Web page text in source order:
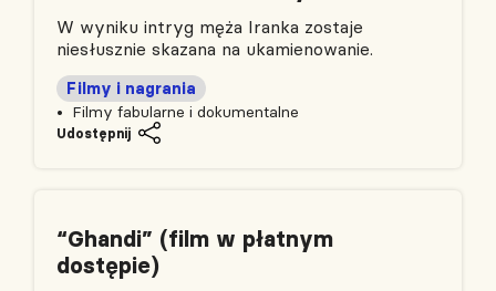
W wyniku intryg męża Iranka zostaje
niesłusznie skazana na ukamienowanie.
Filmy fabularne i dokumentalne
Filmy i nagrania
Udostępnij
“Ghandi” (film w płatnym
dostępie)